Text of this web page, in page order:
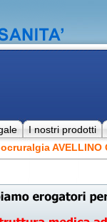
I nostri prodotti
AVELLINO